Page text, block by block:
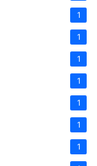
1
1
1
1
1
1
1